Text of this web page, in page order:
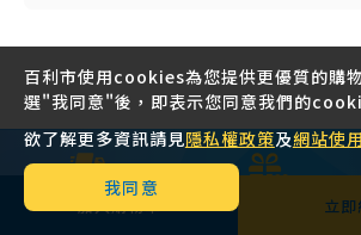
立
天天全站免運
紅利金折抵無
百利市使用cookies為您提供更優質的購
選"我同意"後，即表示您同意我們的
欲了解更多資訊請見隱私權政策及網站使
我同意